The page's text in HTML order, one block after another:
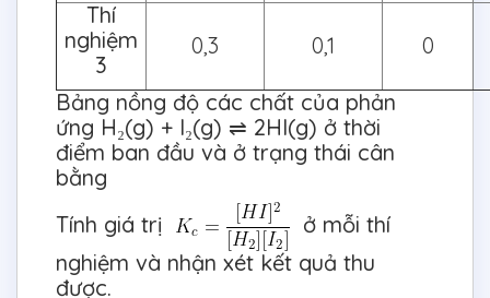
Thí
nghiệm
3
0,3 0,1 0
Bảng nồng độ các chất của phản
ứng H₂(g) + I₂(g) ⇌ 2HI(g) ở thời
điểm ban đầu và ở trạng thái cân
bằng
Tính giá trị
ở mỗi thí
nghiệm và nhận xét kết quả thu
được.